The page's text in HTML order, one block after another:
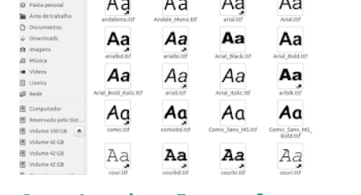
get -f dist-upgrade ou update-manager -d -c 3- Instalar
pacotes: $ sudo apt-get install [nome do pacote] 4-
Procurar arquivos corrompidos: $ sudo apt-get check 5-
Corrigir problemas de dependências, concluir instalação de
pacotes pendentes e outros erros: $ sudo apt-get -f install
6- Se o comando sudo apt-get -f install nã...